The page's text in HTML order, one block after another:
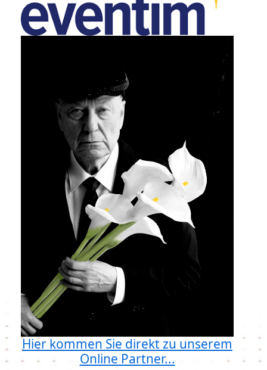
Hier kommen Sie direkt zu unserem
Online Partner...